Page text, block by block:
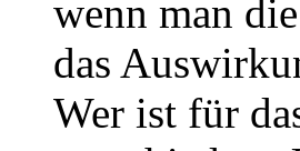
wenn man
das
Wer ist für